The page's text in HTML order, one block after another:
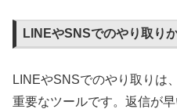
LINEやSNSでのやり取り
LINEやSNSでのやり取りは
重要なツールです。返信が